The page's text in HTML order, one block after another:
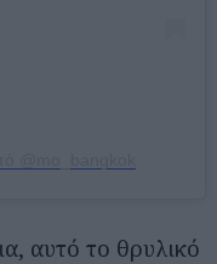
αυτό το θρυλικό